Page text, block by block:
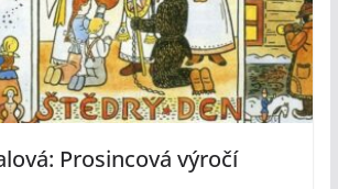
Prosincová výročí